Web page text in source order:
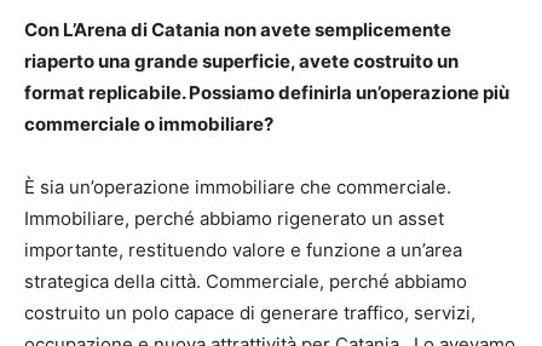
Con L’Arena di Catania non avete semplicemente
riaperto una grande superficie, avete costruito un
format replicabile. Possiamo definirla un’operazione più
commerciale o immobiliare?
È sia un’operazione immobiliare che commerciale.
Immobiliare, perché abbiamo rigenerato un asset
importante, restituendo valore e funzione a un’area
strategica della città. Commerciale, perché abbiamo
costruito un polo capace di generare traffico, servizi,